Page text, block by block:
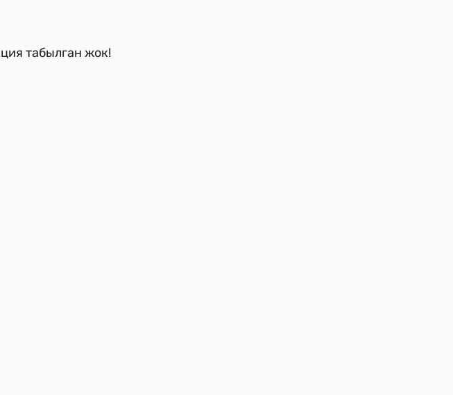
табылган жок!